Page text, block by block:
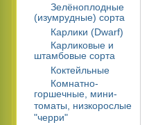
Зелёноплодные
(изумрудные) сорта
Карлики (Dwarf)
Карликовые и
штамбовые сорта
Коктейльные
Комнатно-
горшечные, мини-
томаты, низкорослые
"черри"